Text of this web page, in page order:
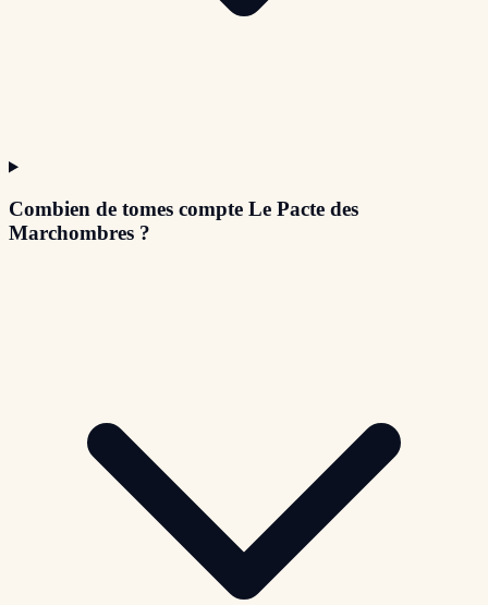
Combien de tomes compte Le Pacte des
Marchombres ?